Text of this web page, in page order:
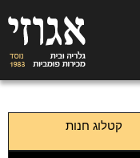
קטלוג חנות